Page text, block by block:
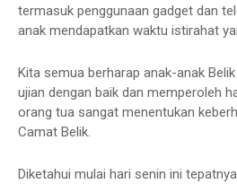
termasuk penggunaan gadget dan
anak mendapatkan waktu istirahat
Kita semua berharap anak-anak
ujian dengan baik dan memperoleh
orang tua sangat menentukan
Camat Belik.
Diketahui mulai hari senin ini